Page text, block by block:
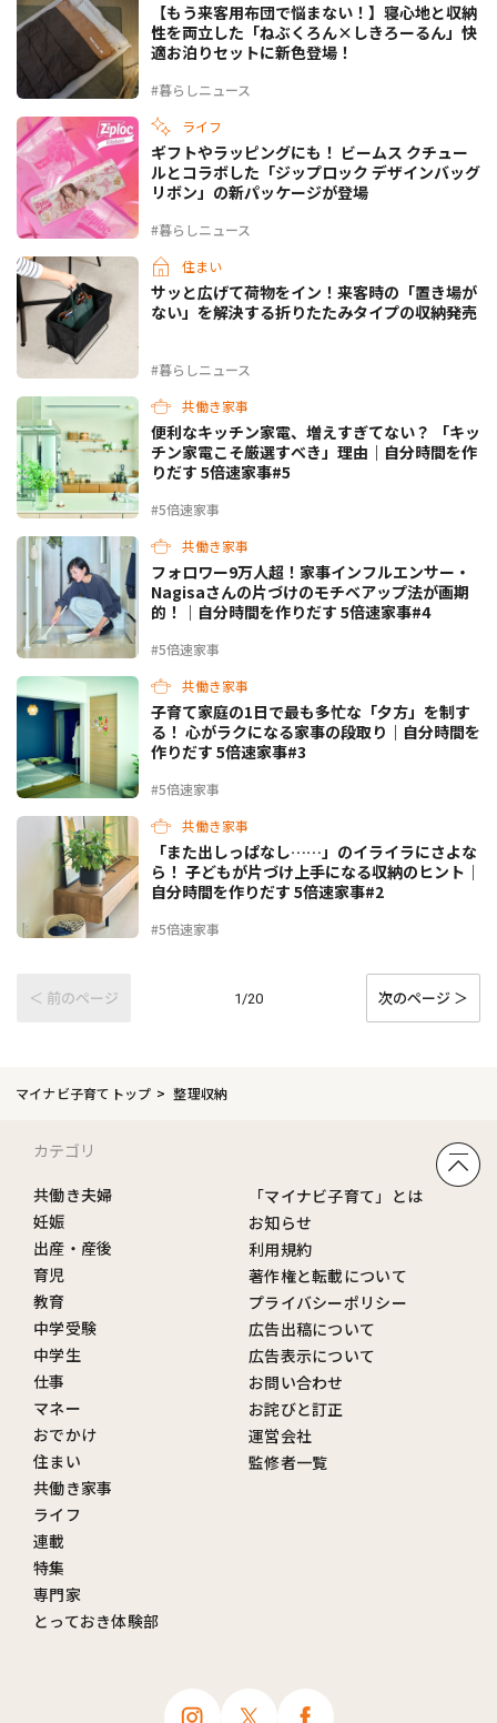
#暮らしニュース
【もう来客用布団で悩まない！】寝心地と収納
性を両立した「ねぶくろん×しきろーるん」快
適お泊りセットに新色登場！
ライフ
#暮らしニュース
ギフトやラッピングにも！ ビームス クチュー
ルとコラボした「ジップロック デザインバッグ
リボン」の新パッケージが登場
住まい
#暮らしニュース
サッと広げて荷物をイン！来客時の「置き場が
ない」を解決する折りたたみタイプの収納発売
共働き家事
#5倍速家事
便利なキッチン家電、増えすぎてない？ 「キッ
チン家電こそ厳選すべき」理由｜自分時間を作
りだす 5倍速家事#5
共働き家事
#5倍速家事
フォロワー9万人超！家事インフルエンサー・
Nagisaさんの片づけのモチベアップ法が画期
的！｜自分時間を作りだす 5倍速家事#4
共働き家事
#5倍速家事
子育て家庭の1日で最も多忙な「夕方」を制す
る！ 心がラクになる家事の段取り｜自分時間を
作りだす 5倍速家事#3
共働き家事
#5倍速家事
「また出しっぱなし……」のイライラにさよな
ら！ 子どもが片づけ上手になる収納のヒント｜
自分時間を作りだす 5倍速家事#2
＜ 前のページ 1/20 次のページ ＞
マイナビ子育てトップ 整理収納
カテゴリ
共働き夫婦
妊娠
出産・産後
育児
教育
中学受験
中学生
仕事
マネー
おでかけ
住まい
共働き家事
ライフ
連載
特集
専門家
とっておき体験部
「マイナビ子育て」とは
お知らせ
利用規約
著作権と転載について
プライバシーポリシー
広告出稿について
広告表示について
お問い合わせ
お詫びと訂正
運営会社
監修者一覧